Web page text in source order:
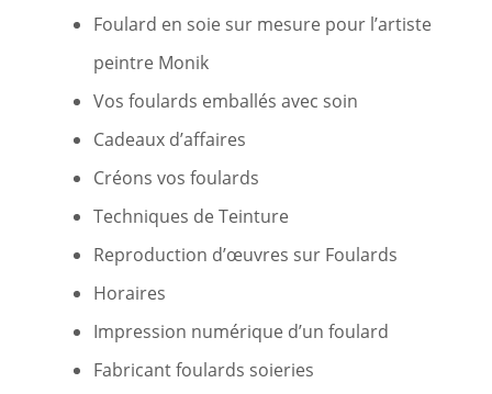
Foulard en soie sur mesure pour l’artiste
peintre Monik
Vos foulards emballés avec soin
Cadeaux d’affaires
Créons vos foulards
Techniques de Teinture
Reproduction d’œuvres sur Foulards
Horaires
Impression numérique d’un foulard
Fabricant foulards soieries